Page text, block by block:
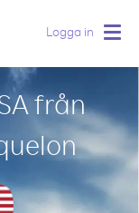
Logga in
från